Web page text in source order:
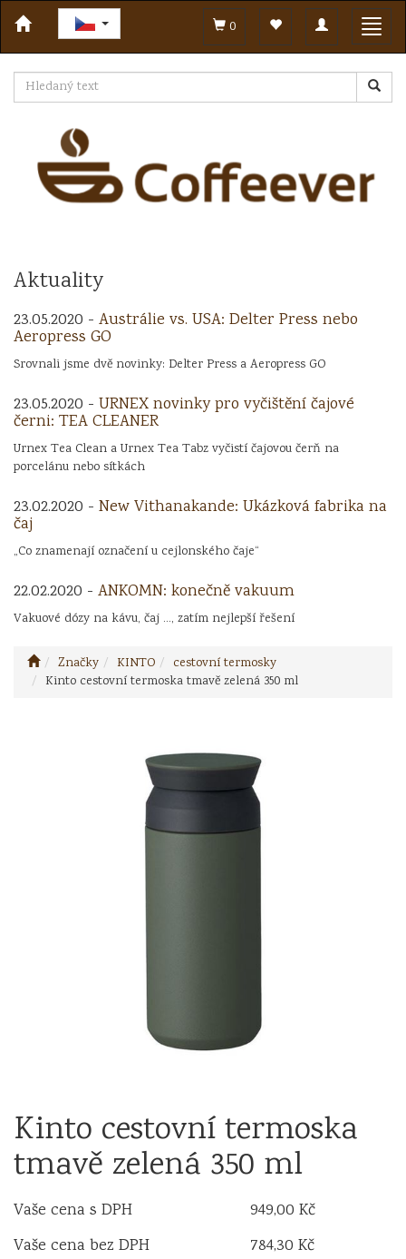
Toggle
navigation
0
Aktuality
23.05.2020 - Austrálie vs. USA: Delter Press nebo
Aeropress GO
Srovnali jsme dvě novinky: Delter Press a Aeropress GO
23.05.2020 - URNEX novinky pro vyčištění čajové
černi: TEA CLEANER
Urnex Tea Clean a Urnex Tea Tabz vyčistí čajovou čerň na
porcelánu nebo sítkách
23.02.2020 - New Vithanakande: Ukázková fabrika na
čaj
„Co znamenají označení u cejlonského čaje“
22.02.2020 - ANKOMN: konečně vakuum
Vakuové dózy na kávu, čaj ..., zatím nejlepší řešení
Značky KINTO
cestovní termosky
Kinto cestovní termoska tmavě zelená 350 ml
Kinto cestovní termoska
tmavě zelená 350 ml
Vaše cena s DPH
949,00 Kč
Vaše cena bez DPH
784,30 Kč